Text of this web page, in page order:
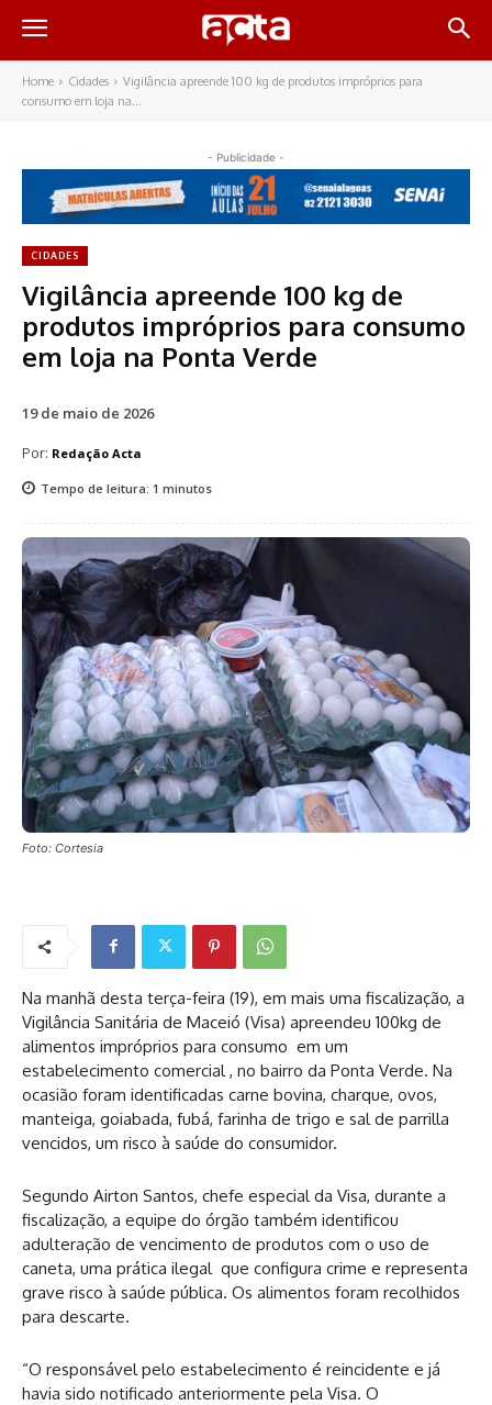
Home Cidades
Vigilância apreende 100 kg de produtos impróprios para
consumo em loja na...
- Publicidade -
CIDADES
Vigilância apreende 100 kg de
produtos impróprios para consumo
em loja na Ponta Verde
19 de maio de 2026
Por: Redação Acta
Tempo de leitura: 1 minutos
Foto: Cortesia
Na manhã desta terça-feira (19), em mais uma fiscalização, a
Vigilância Sanitária de Maceió (Visa) apreendeu 100kg de
alimentos impróprios para consumo em um
estabelecimento comercial , no bairro da Ponta Verde. Na
ocasião foram identificadas carne bovina, charque, ovos,
manteiga, goiabada, fubá, farinha de trigo e sal de parrilla
vencidos, um risco à saúde do consumidor.
Segundo Airton Santos, chefe especial da Visa, durante a
fiscalização, a equipe do órgão também identificou
adulteração de vencimento de produtos com o uso de
caneta, uma prática ilegal que configura crime e representa
grave risco à saúde pública. Os alimentos foram recolhidos
para descarte.
“O responsável pelo estabelecimento é reincidente e já
havia sido notificado anteriormente pela Visa. O